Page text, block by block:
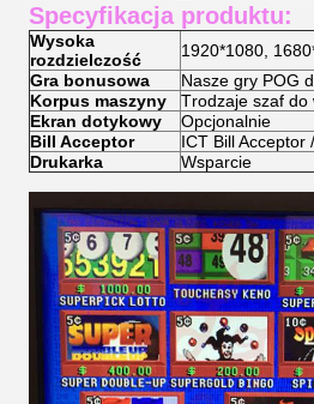
Specyfikacja produktu:
Wysoka
rozdzielczość
1920*1080,
Gra bonusowa
Nasze gry POG
Korpus maszyny
Trodzaje szaf
Ekran dotykowy
Opcjonalnie
Bill Acceptor
ICT Bill Acceptor
Drukarka
Wsparcie